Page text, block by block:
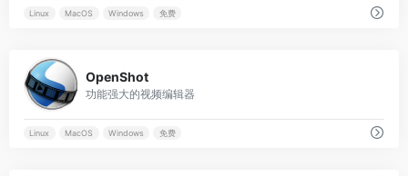
Linux MacOS Windows 免费
OpenShot
功能强大的视频编辑器
Linux MacOS Windows 免费